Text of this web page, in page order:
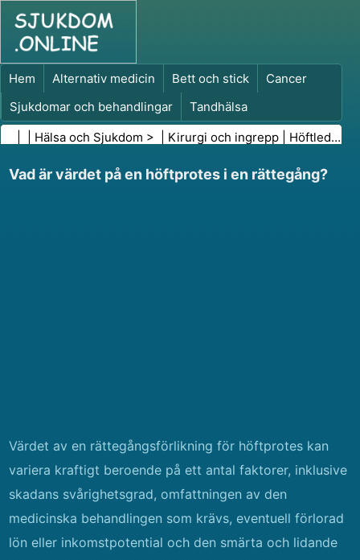
Hem Alternativ medicin Bett och stick
Cancer
Sjukdomar och behandlingar
Tandhälsa
Kost och näring
Familjehälsa
Hälsa och Sjukdom > | Kirurgi och ingrepp Höftledsoperation
Vad är värdet på en höftprotes i en rättegång?
Värdet av en rättegångsförlikning för höftprotes kan
variera kraftigt beroende på ett antal faktorer, inklusive
skadans svårighetsgrad, omfattningen av den
medicinska behandlingen som krävs, eventuell förlorad
lön eller inkomstpotential och den smärta och lidande